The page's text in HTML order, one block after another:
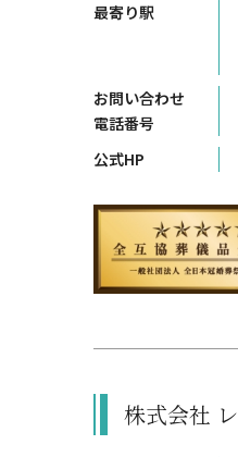
最寄り駅
お問い合わせ
電話番号
公式HP
株式会社